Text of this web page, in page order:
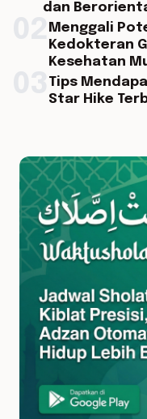
dan
Menggali
Kedokteran
Kesehatan
Tips
Star Hike